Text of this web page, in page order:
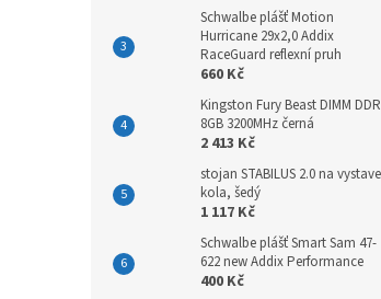
Schwalbe plášť Motion
Hurricane 29x2,0 Addix
RaceGuard reflexní pruh
660 Kč
Kingston Fury Beast DIMM
8GB 3200MHz černá
2 413 Kč
stojan STABILUS 2.0 na
kola, šedý
1 117 Kč
Schwalbe plášť Smart Sam 47-
622 new Addix Performance
400 Kč